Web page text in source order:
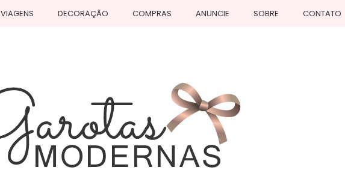
VIAGENS DECORAÇÃO COMPRAS ANUNCIE SOBRE CONTATO